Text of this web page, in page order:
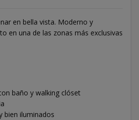
en bella vista. Moderno y
en una de las zonas más exclusivas
baño y walking clóset
bien iluminados